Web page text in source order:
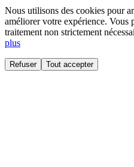
Nous utilisons des cookies pour
améliorer votre expérience. Vous
traitement non strictement
plus
Refuser Tout accepter